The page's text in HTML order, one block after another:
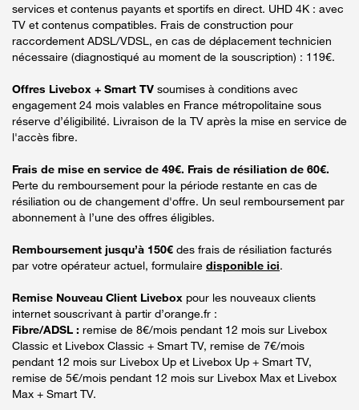
services et contenus payants et sportifs en direct. UHD 4K : avec
TV et contenus compatibles. Frais de construction pour
raccordement ADSL/VDSL, en cas de déplacement technicien
nécessaire (diagnostiqué au moment de la souscription) : 119€.
Offres Livebox + Smart TV soumises à conditions avec
engagement 24 mois valables en France métropolitaine sous
réserve d’éligibilité. Livraison de la TV après la mise en service de
l'accès fibre.
Frais de mise en service de 49€. Frais de résiliation de 60€.
Perte du remboursement pour la période restante en cas de
résiliation ou de changement d'offre. Un seul remboursement par
abonnement à l’une des offres éligibles.
Remboursement jusqu’à 150€ des frais de résiliation facturés
par votre opérateur actuel, formulaire disponible ici.
Remise Nouveau Client Livebox pour les nouveaux clients
internet souscrivant à partir d’orange.fr :
Fibre/ADSL : remise de 8€/mois pendant 12 mois sur Livebox
Classic et Livebox Classic + Smart TV, remise de 7€/mois
pendant 12 mois sur Livebox Up et Livebox Up + Smart TV,
remise de 5€/mois pendant 12 mois sur Livebox Max et Livebox
Max + Smart TV.